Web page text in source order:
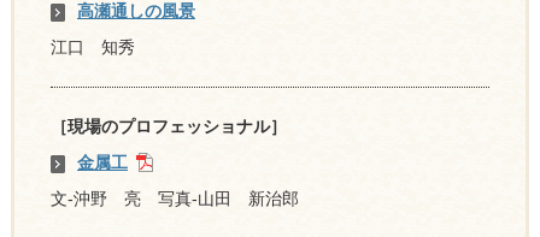
高瀬通しの風景
江口 知秀
［現場のプロフェッショナル］
金属工
文-沖野 亮 写真-山田 新治郎